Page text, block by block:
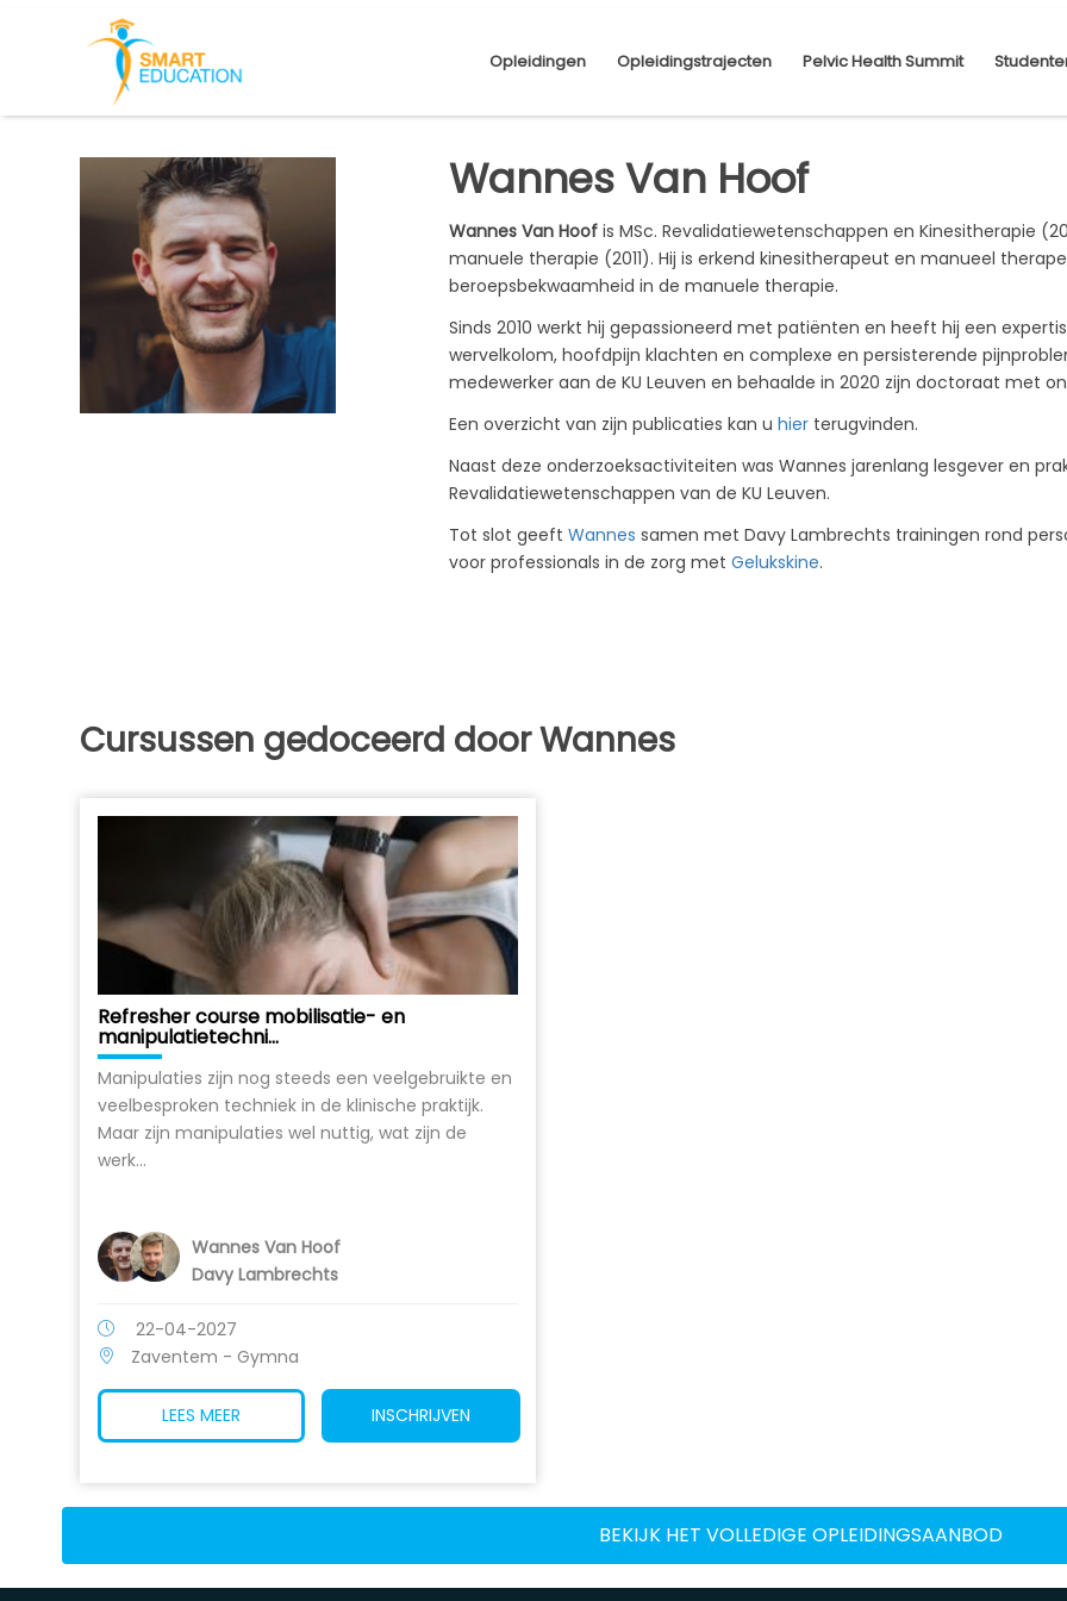
Opleidingen Opleidingstrajecten Pelvic Health Summit
Wannes Van Hoof
Wannes Van Hoof is MSc. Revalidatiewetenschappen en Kinesitherapie
manuele therapie (2011). Hij is erkend kinesitherapeut en manueel
beroepsbekwaamheid in de manuele therapie.
Sinds 2010 werkt hij gepassioneerd met patiënten en heeft hij een
wervelkolom, hoofdpijn klachten en complexe en persisterende
medewerker aan de KU Leuven en behaalde in 2020 zijn doctoraat met
Een overzicht van zijn publicaties kan u hier terugvinden.
Naast deze onderzoeksactiviteiten was Wannes jarenlang lesgever en
Revalidatiewetenschappen van de KU Leuven.
Tot slot geeft Wannes samen met Davy Lambrechts trainingen rond
voor professionals in de zorg met Gelukskine.
Cursussen gedoceerd door Wannes
Refresher course mobilisatie- en
manipulatietechni...
Manipulaties zijn nog steeds een veelgebruikte en
veelbesproken techniek in de klinische praktijk.
Maar zijn manipulaties wel nuttig, wat zijn de
werk...
Wannes Van Hoof
Davy Lambrechts
22-04-2027
Zaventem - Gymna
LEES MEER INSCHRIJVEN
BEKIJK HET VOLLEDIGE OPLEIDINGSAANBOD